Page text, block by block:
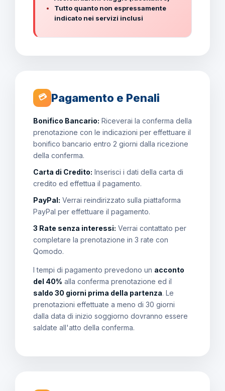
Tutto quanto non espressamente
indicato nei servizi inclusi
💳 Pagamento e Penali
Bonifico Bancario: Riceverai la conferma della
prenotazione con le indicazioni per effettuare il
bonifico bancario entro 2 giorni dalla ricezione
della conferma.
Carta di Credito: Inserisci i dati della carta di
credito ed effettua il pagamento.
PayPal: Verrai reindirizzato sulla piattaforma
PayPal per effettuare il pagamento.
3 Rate senza interessi: Verrai contattato per
completare la prenotazione in 3 rate con
Qomodo.
I tempi di pagamento prevedono un acconto
del 40% alla conferma prenotazione ed il
saldo 30 giorni prima della partenza. Le
prenotazioni effettuate a meno di 30 giorni
dalla data di inizio soggiorno dovranno essere
saldate all'atto della conferma.